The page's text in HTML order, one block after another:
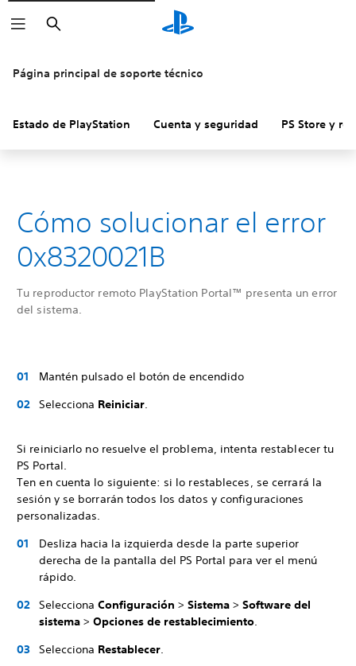
Buscar
Página principal de soporte técnico
Estado de PlayStation Cuenta y seguridad PS Store y
Cómo solucionar el error
0x8320021B
Tu reproductor remoto PlayStation Portal™ presenta un error
del sistema.
Mantén pulsado el botón de encendido
Selecciona Reiniciar.
Si reiniciarlo no resuelve el problema, intenta restablecer tu
PS Portal.
Ten en cuenta lo siguiente: si lo restableces, se cerrará la
sesión y se borrarán todos los datos y configuraciones
personalizadas.
Desliza hacia la izquierda desde la parte superior
derecha de la pantalla del PS Portal para ver el menú
rápido.
Selecciona Configuración > Sistema > Software del
sistema > Opciones de restablecimiento.
Selecciona Restablecer.